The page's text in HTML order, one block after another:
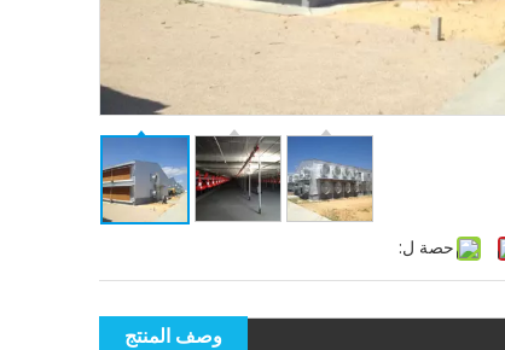
حصة ل:
وصف المنتج